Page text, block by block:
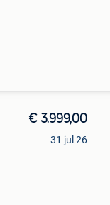
€ 3.999,00
31 jul 26